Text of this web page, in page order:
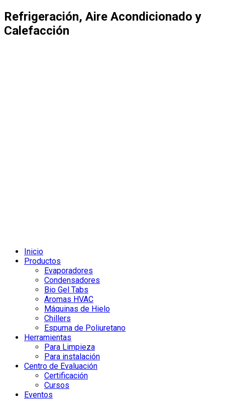
Refrigeración, Aire Acondicionado y
Calefacción
Inicio
Productos
Evaporadores
Condensadores
Bio Gel Tabs
Aromas HVAC
Máquinas de Hielo
Chillers
Espuma de Poliuretano
Herramientas
Para Limpieza
Para instalación
Centro de Evaluación
Certificación
Cursos
Eventos